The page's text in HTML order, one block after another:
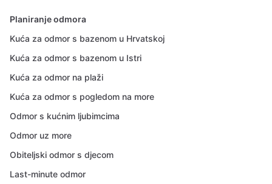
Planiranje odmora
Kuća za odmor s bazenom u Hrvatskoj
Kuća za odmor s bazenom u Istri
Kuća za odmor na plaži
Kuća za odmor s pogledom na more
Odmor s kućnim ljubimcima
Odmor uz more
Obiteljski odmor s djecom
Last-minute odmor